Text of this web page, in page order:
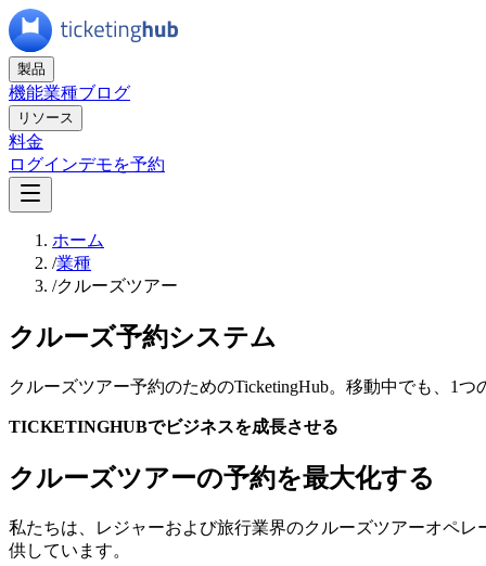
製品
機能業種ブログ
リソース
料金
ログインデモを予約
ホーム
/業種
/クルーズツアー
クルーズ予約システム
クルーズツアー予約のためのTicketingHub。移動中でも、1
TICKETINGHUBでビジネスを成長させる
クルーズツアーの予約を最大化する
私たちは、レジャーおよび旅行業界のクルーズツアーオペ
供しています。